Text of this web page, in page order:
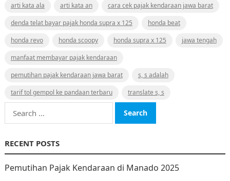
arti kata ala
arti kata an
cara cek pajak kendaraan jawa barat
denda telat bayar pajak honda supra x 125
honda beat
honda revo
honda scoopy honda supra x 125
jawa tengah
manfaat membayar pajak kendaraan
pemutihan pajak kendaraan jawa barat
s, s adalah
tarif tol gempol ke pandaan terbaru
translate s, s
Search
for:
RECENT POSTS
Pemutihan Pajak Kendaraan di Manado 2025